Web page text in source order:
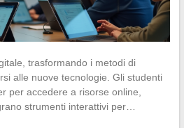
trasformando i metodi di
alle nuove tecnologie. Gli studenti
per accedere a risorse online,
strumenti interattivi per…